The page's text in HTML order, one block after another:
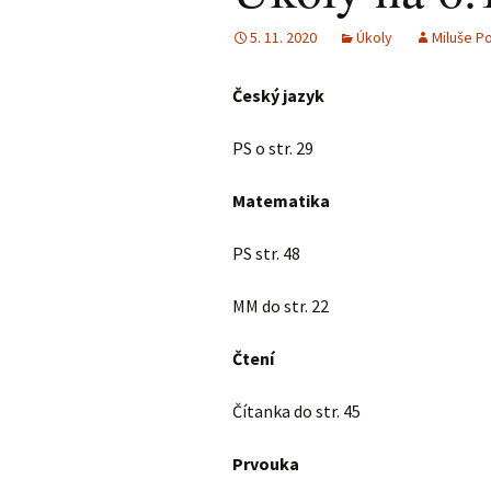
5. 11. 2020 Úkoly Miluše
Český jazyk
PS o str. 29
Matematika
PS str. 48
MM do str. 22
Čtení
Čítanka do str. 45
Prvouka